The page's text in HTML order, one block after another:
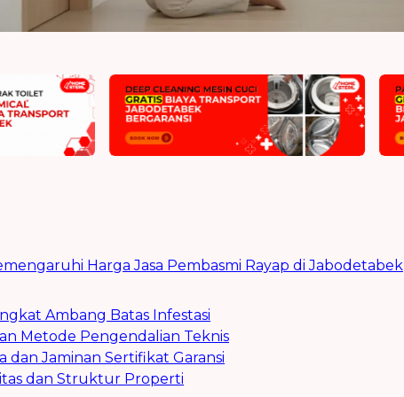
Harga Jasa Pembasmi Rayap di Jabodetabek
Ambang Batas Infestasi
Metode Pengendalian Teknis
dan Jaminan Sertifikat Garansi
dan Struktur Properti